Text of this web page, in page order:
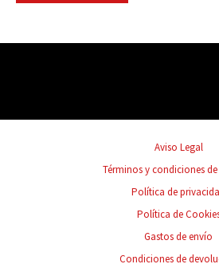
Aviso Legal
Términos y condiciones
Política de
Política de
Gastos de envío
Condiciones de